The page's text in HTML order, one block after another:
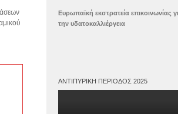
Ευρωπαϊκή εκστρατεία επικοινωνίας
την υδατοκαλλιέργεια
ΑΝΤΙΠΥΡΙΚΉ ΠΕΡΊΟΔΟΣ 2025